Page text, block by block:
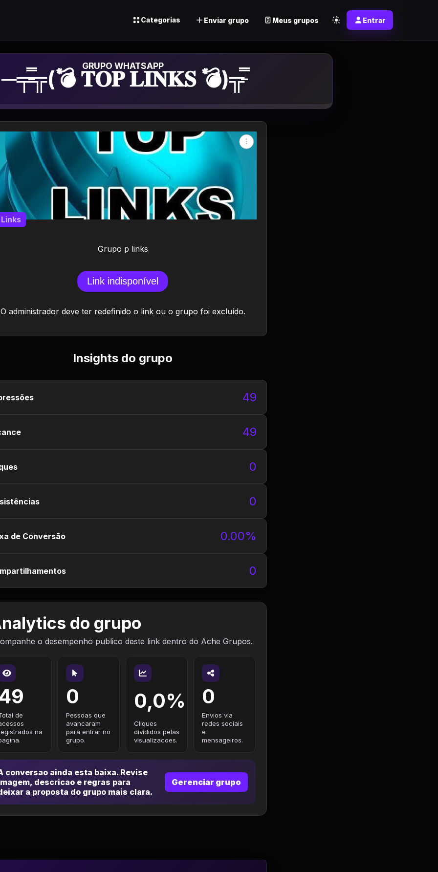
Categorias Enviar grupo Meus grupos Entrar
Grupo de Whatsapp
─╤̵̵̿╦(💣 𝐓𝐎𝐏 𝐋𝐈𝐍𝐊𝐒 💣)╦̵̵̿
Grupo p links
Links
Link indisponível
O administrador deve ter redefinido o link ou o grupo foi excluído.
Insights do grupo
49
49
0
0
de Conversão 0.00%
0
do grupo
o desempenho publico deste link dentro do Ache Grupos.
de
na
0
Pessoas que
avancaram
para entrar no
grupo.
0,0%
Cliques
divididos pelas
visualizacoes.
0
Envios via
redes sociais
e
mensageiros.
conversao ainda esta baixa. Revise
descricao e regras para
a proposta do grupo mais clara.
Gerenciar grupo